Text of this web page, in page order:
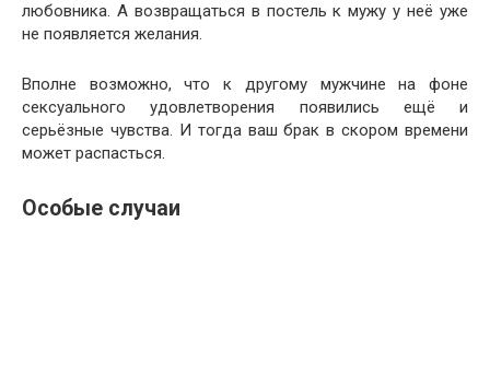
любовника. А возвращаться в постель к мужу у неё уже
не появляется желания.
Вполне возможно, что к другому мужчине на фоне
сексуального удовлетворения появились ещё и
серьёзные чувства. И тогда ваш брак в скором времени
может распасться.
Особые случаи